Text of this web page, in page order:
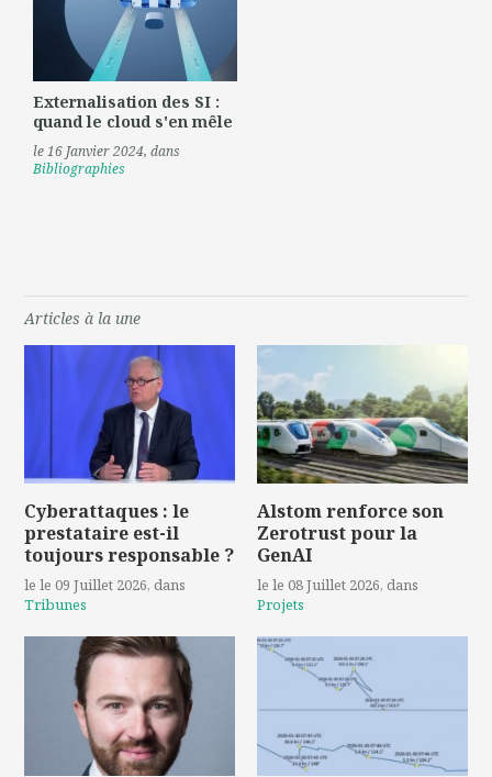
Externalisation des SI :
quand le cloud s'en mêle
le 16 Janvier 2024, dans
Bibliographies
Articles à la une
Cyberattaques : le
prestataire est-il
toujours responsable ?
le le 09 Juillet 2026, dans
Tribunes
Alstom renforce son
Zerotrust pour la
GenAI
le le 08 Juillet 2026, dans
Projets